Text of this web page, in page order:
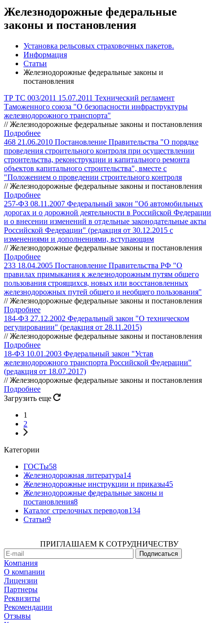
Железнодорожные федеральные
законы и постановления
Установка рельсовых страховочных пакетов.
Информация
Статьи
Железнодорожные федеральные законы и
постановления
ТР ТС 003/2011 15.07.2011 Технический регламент
Таможенного союза "О безопасности инфраструктуры
железнодорожного транспорта"
// Железнодорожные федеральные законы и постановления
Подробнее
468 21.06.2010 Постановление Правительства "О порядке
проведения строительного контроля при осуществлении
строительства, реконструкции и капитального ремонта
объектов капитального строительства", вместе с
"Положением о проведении строительного контроля
// Железнодорожные федеральные законы и постановления
Подробнее
257-ФЗ 08.11.2007 Федеральный закон "Об автомобильных
дорогах и о дорожной деятельности в Российской Федерации
и о внесении изменений в отдельные законодательные акты
Российской Федерации" (редакция от 30.12.2015 с
изменениями и дополнениями, вступающим
// Железнодорожные федеральные законы и постановления
Подробнее
233 18.04.2005 Постановление Правительства РФ "О
правилах примыкания к железнодорожным путям общего
пользования строящихся, новых или восстановленных
железнодорожных путей общего и необщего пользования"
// Железнодорожные федеральные законы и постановления
Подробнее
184-ФЗ 27.12.2002 Федеральный закон "О техническом
регулировании" (редакция от 28.11.2015)
// Железнодорожные федеральные законы и постановления
Подробнее
18-ФЗ 10.01.2003 Федеральный закон "Устав
железнодорожного транспорта Российской Федерации"
(редакция от 18.07.2017)
// Железнодорожные федеральные законы и постановления
Подробнее
Загрузить еще
1
2
Категории
ГОСТы58
Железнодорожная литература14
Железнодорожные инструкции и приказы45
Железнодорожные федеральные законы и
постановления8
Каталог стрелочных переводов134
Статьи9
ПРИГЛАШАЕМ К СОТРУДНИЧЕСТВУ
Компания
О компании
Лицензии
Партнеры
Реквизиты
Рекомендации
Отзывы